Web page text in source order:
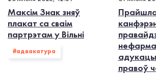
Максім Знак зняў
плакат са сваім
партрэтам у Вільні
#адвакатура
правоў